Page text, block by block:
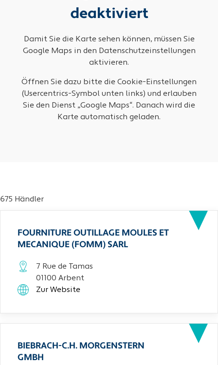
deaktiviert
Damit Sie die Karte sehen können, müssen Sie
Google Maps in den Datenschutzeinstellungen
aktivieren.
Öffnen Sie dazu bitte die Cookie-Einstellungen
(Usercentrics-Symbol unten links) und erlauben
Sie den Dienst „Google Maps“. Danach wird die
Karte automatisch geladen.
675 Händler
FOURNITURE OUTILLAGE MOULES ET
MECANIQUE (FOMM) SARL
7 Rue de Tamas
01100 Arbent
Zur Website
BIEBRACH-C.H. MORGENSTERN
GMBH